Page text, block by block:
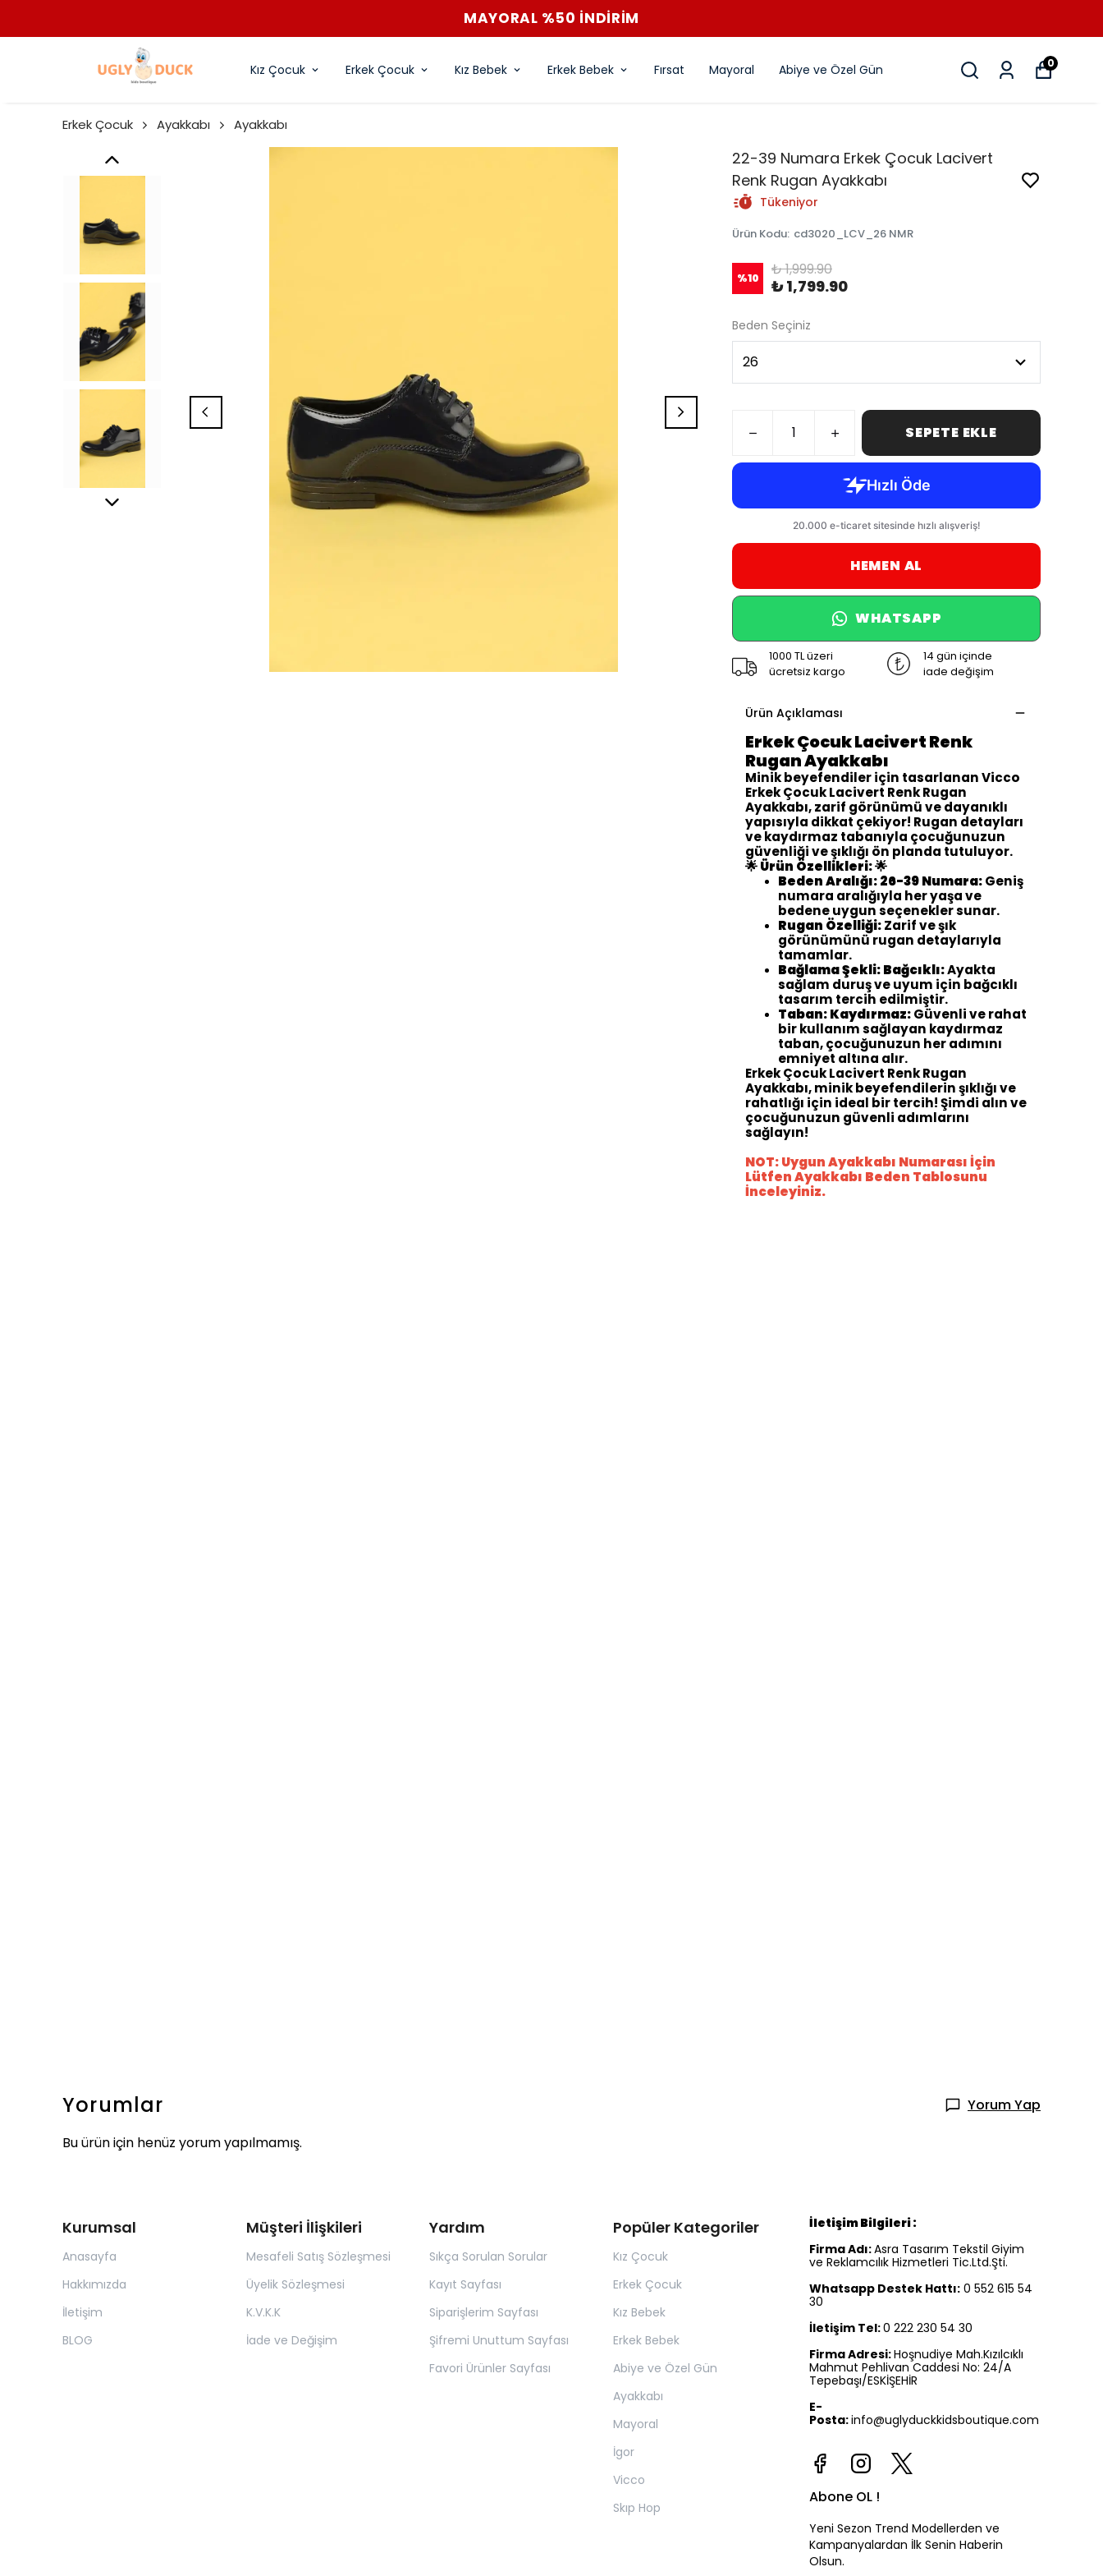
MAYORAL %50 İNDİRİM
Kız Çocuk Erkek Çocuk Kız Bebek Erkek Bebek Fırsat Mayoral Abiye ve Özel Gün 0
Erkek Çocuk Ayakkabı Ayakkabı
22-39 Numara Erkek Çocuk Lacivert
Renk Rugan Ayakkabı
Tükeniyor
Ürün Kodu: cd3020_LCV_26 NMR
%10 ₺ 1,999.90
₺ 1,799.90
Beden Seçiniz
SEPETE EKLE
HEMEN AL
WHATSAPP
1000 TL üzeri
ücretsiz kargo
14 gün içinde
iade değişim
Ürün Açıklaması
Erkek Çocuk Lacivert Renk
Rugan Ayakkabı
Minik beyefendiler için tasarlanan Vicco
Erkek Çocuk Lacivert Renk Rugan
Ayakkabı, zarif görünümü ve dayanıklı
yapısıyla dikkat çekiyor! Rugan detayları
ve kaydırmaz tabanıyla çocuğunuzun
güvenliği ve şıklığı ön planda tutuluyor.
🌟Ürün Özellikleri:🌟
Beden Aralığı: 26-39 Numara:Geniş
numara aralığıyla her yaşa ve
bedene uygun seçenekler sunar.
Rugan Özelliği:Zarif ve şık
görünümünü rugan detaylarıyla
tamamlar.
Bağlama Şekli: Bağcıklı:Ayakta
sağlam duruş ve uyum için bağcıklı
tasarım tercih edilmiştir.
Taban: Kaydırmaz:Güvenli ve rahat
bir kullanım sağlayan kaydırmaz
taban, çocuğunuzun her adımını
emniyet altına alır.
Erkek Çocuk Lacivert Renk Rugan
Ayakkabı, minik beyefendilerin şıklığı ve
rahatlığı için ideal bir tercih! Şimdi alın ve
çocuğunuzun güvenli adımlarını
sağlayın!
NOT: Uygun Ayakkabı Numarası İçin
Lütfen Ayakkabı Beden Tablosunu
İnceleyiniz.
Yorumlar
Yorum Yap
Bu ürün için henüz yorum yapılmamış.
Kurumsal
Anasayfa
Hakkımızda
İletişim
BLOG
Müşteri İlişkileri
Mesafeli Satış Sözleşmesi
Üyelik Sözleşmesi
K.V.K.K
İade ve Değişim
Yardım
Sıkça Sorulan Sorular
Kayıt Sayfası
Siparişlerim Sayfası
Şifremi Unuttum Sayfası
Favori Ürünler Sayfası
Popüler Kategoriler
Kız Çocuk
Erkek Çocuk
Kız Bebek
Erkek Bebek
Abiye ve Özel Gün
Ayakkabı
Mayoral
İgor
Vicco
Skıp Hop
İletişim Bilgileri :
Firma Adı:Asra Tasarım Tekstil Giyim
ve Reklamcılık Hizmetleri Tic.Ltd.Şti.
Whatsapp Destek Hattı: 0 552 615 54
30
İletişim Tel:0 222 230 54 30
Firma Adresi:Hoşnudiye Mah.Kızılcıklı
Mahmut Pehlivan Caddesi No: 24/A
Tepebaşı/ESKİŞEHİR
E-
Posta:info@uglyduckkidsboutique.com
Abone OL !
Yeni Sezon Trend Modellerden ve
Kampanyalardan İlk Senin Haberin
Olsun.